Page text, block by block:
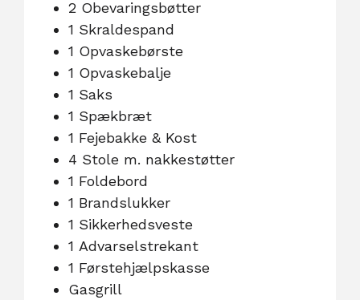
2 Obevaringsbøtter
1 Skraldespand
1 Opvaskebørste
1 Opvaskebalje
1 Saks
1 Spækbræt
1 Fejebakke & Kost
4 Stole m. nakkestøtter
1 Foldebord
1 Brandslukker
1 Sikkerhedsveste
1 Advarselstrekant
1 Førstehjælpskasse
Gasgrill